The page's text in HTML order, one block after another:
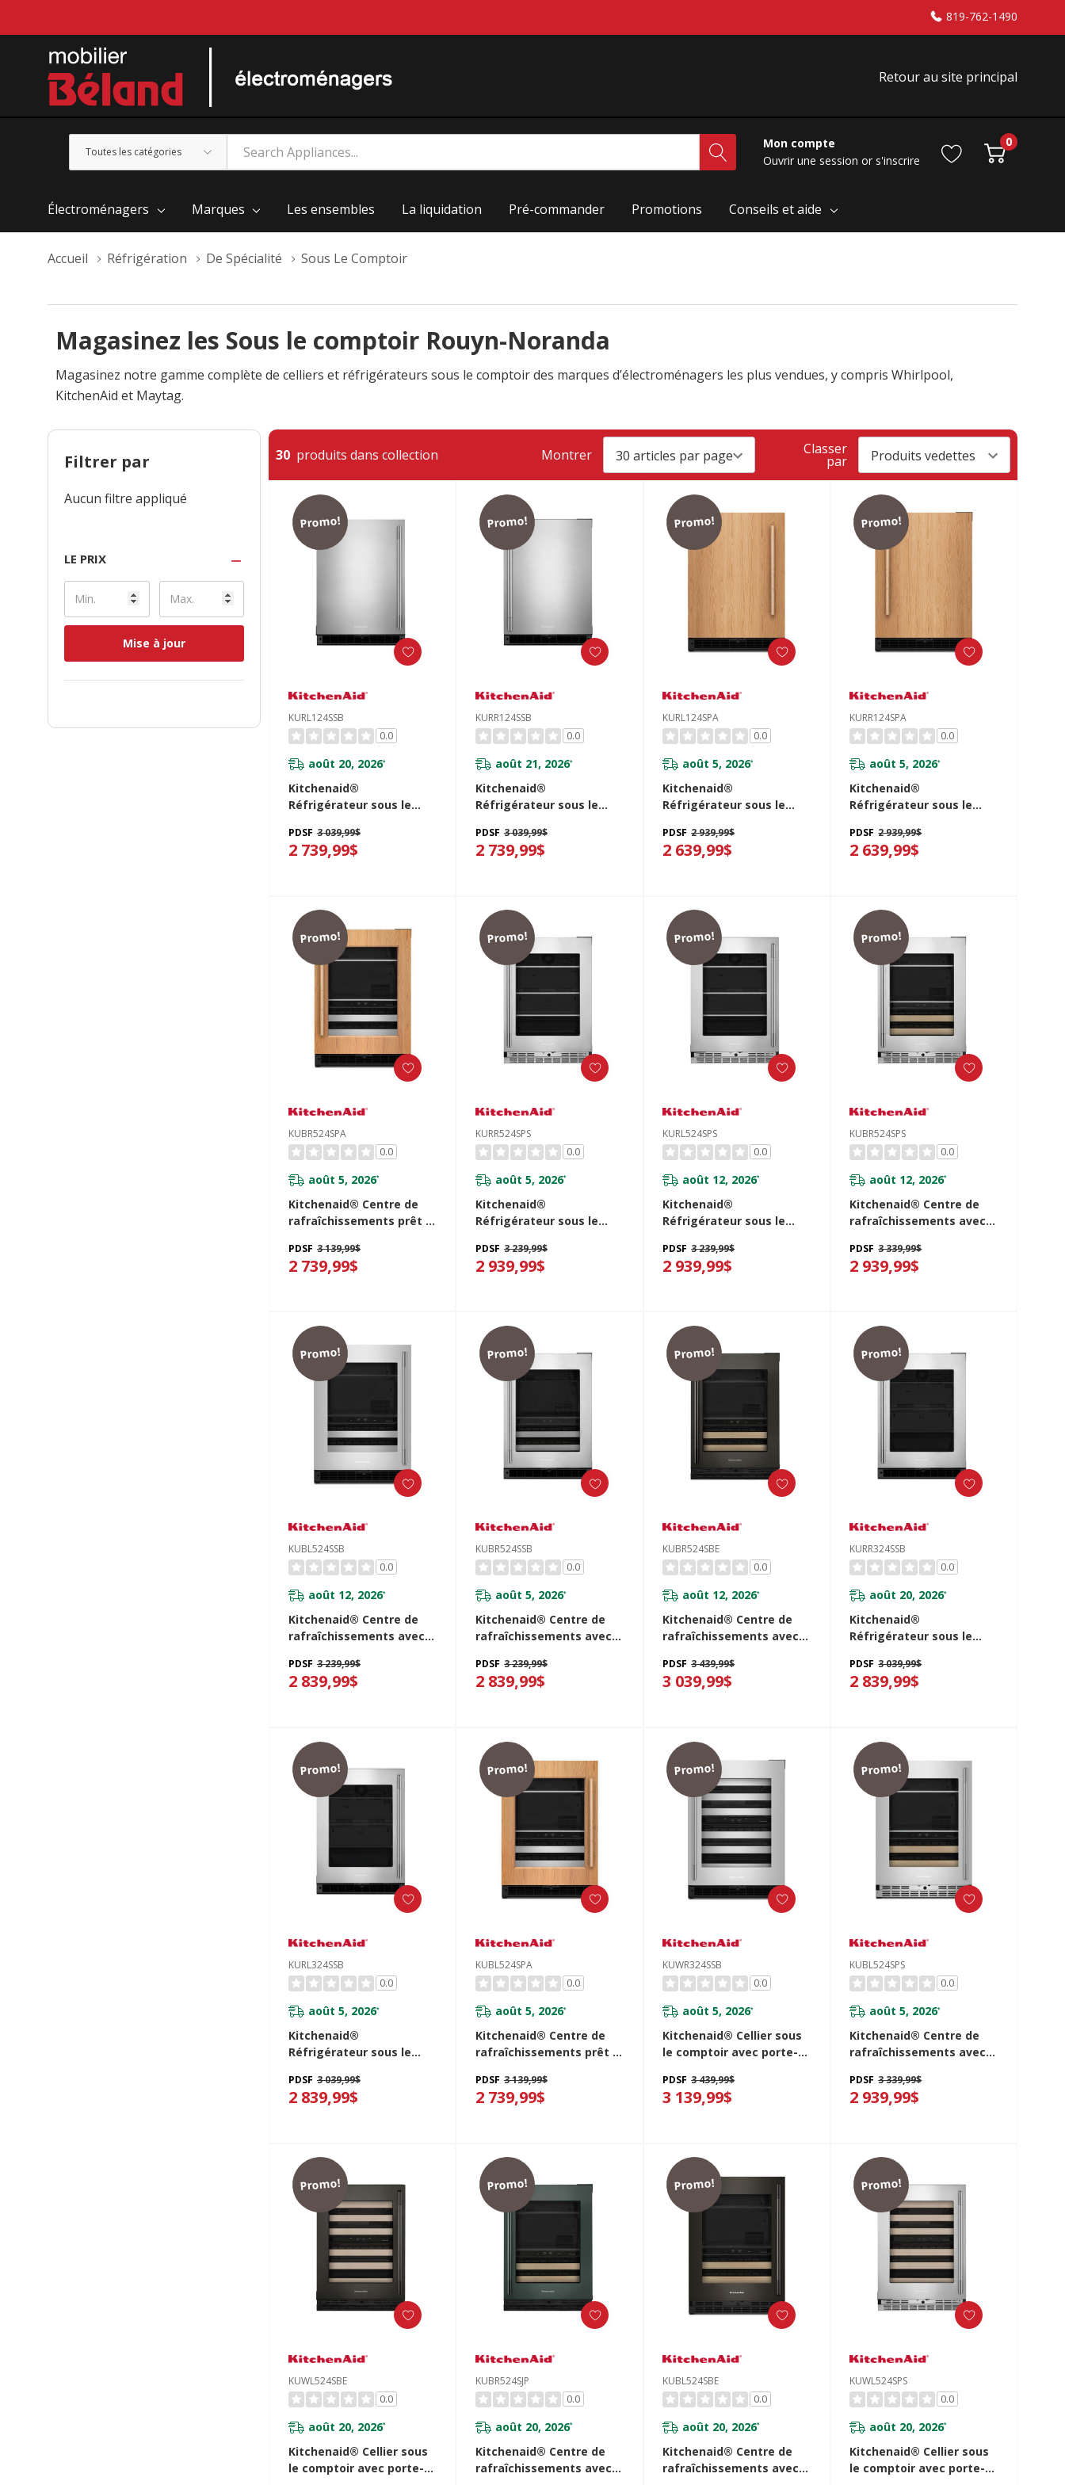
819-762-1490
Retour au site principal
Toutes
les
Rechercher
Mon compte
Ouvrir une session or s'inscrire
0
Électroménagers Marques Les ensembles La liquidation Pré-commander Promotions Conseils et aide
Accueil Réfrigération De Spécialité Sous Le Comptoir
Magasinez les Sous le comptoir Rouyn-Noranda
Magasinez notre gamme complète de celliers et réfrigérateurs sous le comptoir des marques d’électroménagers les plus vendues, y compris Whirlpool,
KitchenAid et Maytag.
Filtrer par
Aucun filtre appliqué
LE PRIX
Mise à jour
30 produits dans collection Montrer Classer
par
Promo!
KURL124SSB
0.0
août 20, 2026*
Kitchenaid®
Réfrigérateur sous le
acier inoxydable - 24 po
KURL124SSB
PDSF 3 039,99$
2 739,99$
Promo!
KURR124SSB
0.0
août 21, 2026*
Kitchenaid®
Réfrigérateur sous le
acier inoxydable - 24 po
KURR124SSB
PDSF 3 039,99$
2 739,99$
Promo!
KURL124SPA
0.0
août 5, 2026*
Kitchenaid®
Réfrigérateur sous le
panneau de
recouvrement - 24 po
PDSF 2 939,99$
2 639,99$
Promo!
KURR124SPA
0.0
août 5, 2026*
Kitchenaid®
Réfrigérateur sous le
panneau de
recouvrement - 24 po
PDSF 2 939,99$
2 639,99$
Promo!
KUBR524SPA
0.0
août 5, 2026*
Kitchenaid® Centre de
rafraîchissements prêt à
recouvrement - 24 po
KUBR524SPA
PDSF 3 139,99$
2 739,99$
Promo!
KURR524SPS
0.0
août 5, 2026*
Kitchenaid®
Réfrigérateur sous le
verre et tablettes à
accents métalliques - 24
PDSF 3 239,99$
2 939,99$
Promo!
KURL524SPS
0.0
août 12, 2026*
Kitchenaid®
Réfrigérateur sous le
verre et tablettes à
accents métalliques - 24
PDSF 3 239,99$
2 939,99$
Promo!
KUBR524SPS
0.0
août 12, 2026*
Kitchenaid® Centre de
rafraîchissements avec
bouteilles à devant en
bois - 24 po KUBR524SPS
PDSF 3 339,99$
2 939,99$
Promo!
KUBL524SSB
0.0
août 12, 2026*
Kitchenaid® Centre de
rafraîchissements avec
bouteilles à devant en
métal - 24 po KUBL524SSB
PDSF 3 239,99$
2 839,99$
Promo!
KUBR524SSB
0.0
août 5, 2026*
Kitchenaid® Centre de
rafraîchissements avec
bouteilles à devant en
métal - 24 po KUBR524SSB
PDSF 3 239,99$
2 839,99$
Promo!
KUBR524SBE
0.0
août 12, 2026*
Kitchenaid® Centre de
rafraîchissements avec
bouteilles à devant en
bois - 24 po KUBR524SBE
PDSF 3 439,99$
3 039,99$
Promo!
KURR324SSB
0.0
août 20, 2026*
Kitchenaid®
Réfrigérateur sous le
verre - 24 po KURR324SSB
PDSF 3 039,99$
2 839,99$
Promo!
KURL324SSB
0.0
août 5, 2026*
Kitchenaid®
Réfrigérateur sous le
verre - 24 po KURL324SSB
PDSF 3 039,99$
2 839,99$
Promo!
KUBL524SPA
0.0
août 5, 2026*
Kitchenaid® Centre de
rafraîchissements prêt à
recouvrement - 24 po
KUBL524SPA
PDSF 3 139,99$
2 739,99$
Promo!
KUWR324SSB
0.0
août 5, 2026*
Kitchenaid® Cellier sous
le comptoir avec porte-
métal à pleine extension
- 24 po KUWR324SSB
PDSF 3 439,99$
3 139,99$
Promo!
KUBL524SPS
0.0
août 5, 2026*
Kitchenaid® Centre de
rafraîchissements avec
bouteilles à devant en
bois - 24 po KUBL524SPS
PDSF 3 339,99$
2 939,99$
Promo!
KUWL524SBE
0.0
août 20, 2026*
Kitchenaid® Cellier sous
le comptoir avec porte-
Promo!
KUBR524SJP
0.0
août 20, 2026*
Kitchenaid® Centre de
rafraîchissements avec
Promo!
KUBL524SBE
0.0
août 20, 2026*
Kitchenaid® Centre de
rafraîchissements avec
Promo!
KUWL524SPS
0.0
août 20, 2026*
Kitchenaid® Cellier sous
le comptoir avec porte-